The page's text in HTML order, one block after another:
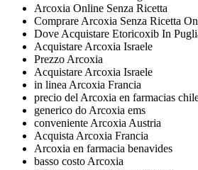
Arcoxia Online Senza Ricetta
Comprare Arcoxia Senza Ricetta
Dove Acquistare Etoricoxib In
Acquistare Arcoxia Israele
Prezzo Arcoxia
Acquistare Arcoxia Israele
in linea Arcoxia Francia
precio del Arcoxia en farmacias
generico do Arcoxia ems
conveniente Arcoxia Austria
Acquista Arcoxia Francia
Arcoxia en farmacia benavides
basso costo Arcoxia